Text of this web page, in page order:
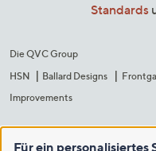
Standards
Die QVC Group
HSN
Ballard Designs
Improvements
Für ein